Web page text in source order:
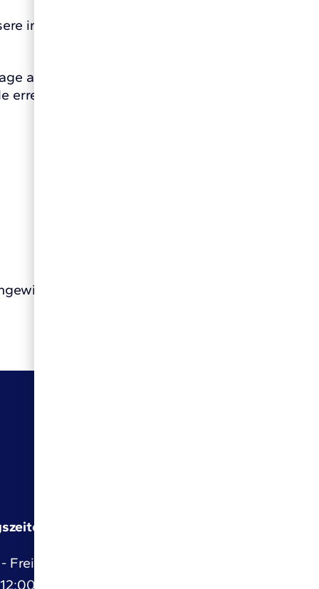
in Ziffer 4 genannte Stelle oder Person
antworten, können Sie sich an die
erreichen Sie wie folgt:
Freitag:
Uhr